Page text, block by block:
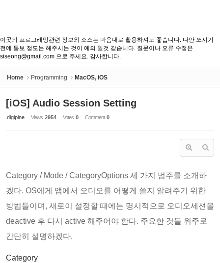
이곳의 프로그래밍관련 정보와 소스는 마음대로 활용하셔도 좋습니다. 다만 쓰시기
전에 통보 정도는 해주시는 것이 예의 일것 같습니다. 질문이나 오류 수정은
siseong@gmail.com 으로 주세요. 감사합니다.
Home Programming MacOS, iOS
[iOS] Audio Session Setting
digipine Views 2954 Votes 0 Comment 0
Category / Mode / CategoryOptions 세 가지 범주를 소개하
겠다. OS에게 앱에서 오디오를 어떻게 쓸지 알려주기 위한
방법들이며, 새로이 설정할 때에는 명시적으로 오디오세션을
deactive 후 다시 active 해주어야 한다. 주요한 것들 위주로
간단히 설명하겠다.
Category